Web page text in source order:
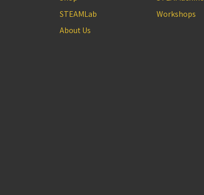
STEAMLab
About Us
Workshops